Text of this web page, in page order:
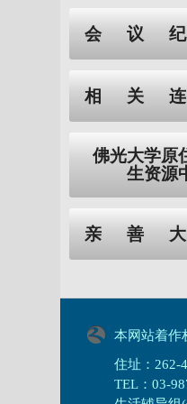
会议
相关
佛光大学原
生资源
亲善
本网站着作
住址：262-
TEL：03-